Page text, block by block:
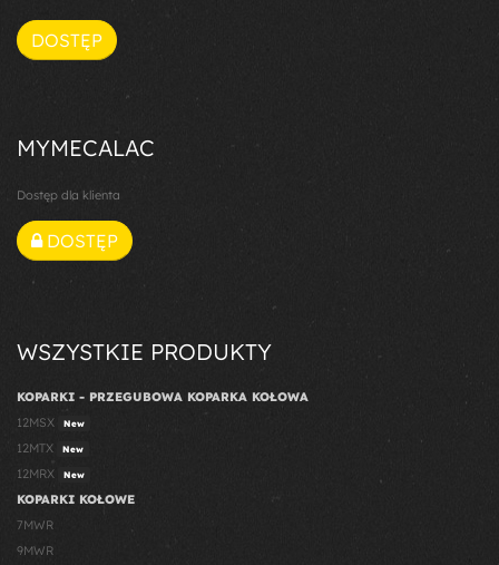
DOSTĘP
MYMECALAC
Dostęp dla klienta
DOSTĘP
WSZYSTKIE PRODUKTY
KOPARKI - PRZEGUBOWA KOPARKA KOŁOWA
12MSX
New
12MTX New
12MRX New
KOPARKI KOŁOWE
7MWR
9MWR